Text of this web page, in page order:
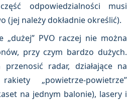
odpowiedzialności musi
(jej należy dokładnie określić).
„dużej” PVO raczej nie można
przy czym bardzo dużych.
radar, działające na
„powietrze-powietrze”
na jednym balonie), lasery i